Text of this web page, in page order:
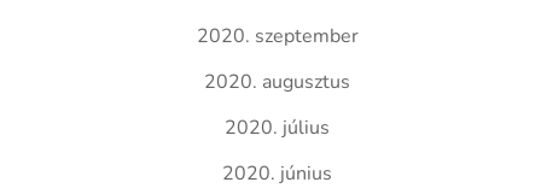
2020. szeptember
2020. augusztus
2020. július
2020. június